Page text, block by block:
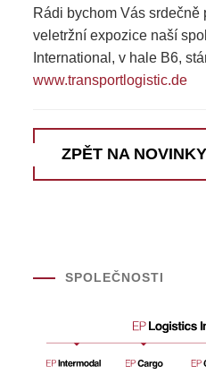
Rádi bychom Vás srdečně
veletržní expozice naší
International, v hale B6,
www.transportlogistic.de
ZPĚT NA NOVINKY
SPOLEČNOSTI